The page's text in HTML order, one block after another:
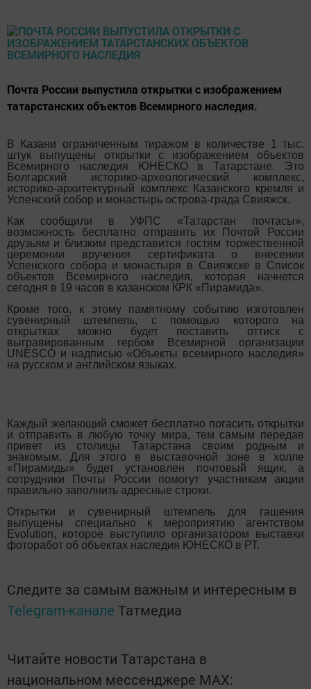
Почта России выпустила открытки с изображением
татарстанских объектов Всемирного наследия.
В Казани ограниченным тиражом в количестве 1 тыс.
штук выпущены открытки с изображением объектов
Всемирного наследия ЮНЕСКО в Татарстане. Это
Болгарский историко-археологический комплекс,
историко-архитектурный комплекс Казанского кремля и
Успенский собор и монастырь острова-града Свияжск.
Как сообщили в УФПС «Татарстан почтасы»,
возможность бесплатно отправить их Почтой России
друзьям и близким представится гостям торжественной
церемонии вручения сертификата о внесении
Успенского собора и монастыря в Свияжске в Список
объектов Всемирного наследия, которая начнется
сегодня в 19 часов в казанском КРК «Пирамида».
Кроме того, к этому памятному событию изготовлен
сувенирный штемпель, с помощью которого на
открытках можно будет поставить оттиск с
выгравированным гербом Всемирной организации
UNESCO и надписью «Объекты всемирного наследия»
на русском и английском языках.
Каждый желающий сможет бесплатно погасить открытки
и отправить в любую точку мира, тем самым передав
привет из столицы Татарстана своим родным и
знакомым. Для этого в выставочной зоне в холле
«Пирамиды» будет установлен почтовый ящик, а
сотрудники Почты России помогут участникам акции
правильно заполнить адресные строки.
Открытки и сувенирный штемпель для гашения
выпущены специально к мероприятию агентством
Evolution, которое выступило организатором выставки
фоторабот об объектах наследия ЮНЕСКО в РТ.
Следите за самым важным и интересным в
Telegram-канале Татмедиа
Читайте новости Татарстана в
национальном мессенджере MАХ: